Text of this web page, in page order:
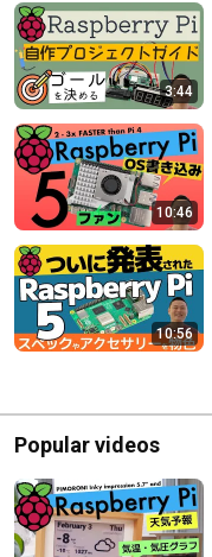
3:44
10:46
10:56
Popular videos